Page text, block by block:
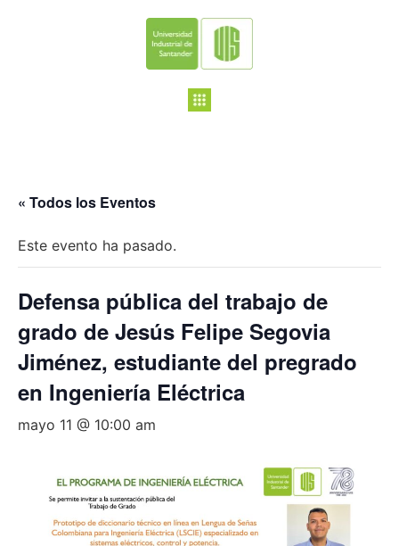
« Todos los Eventos
Este evento ha pasado.
Defensa pública del trabajo de
grado de Jesús Felipe Segovia
Jiménez, estudiante del pregrado
en Ingeniería Eléctrica
mayo 11 @ 10:00 am